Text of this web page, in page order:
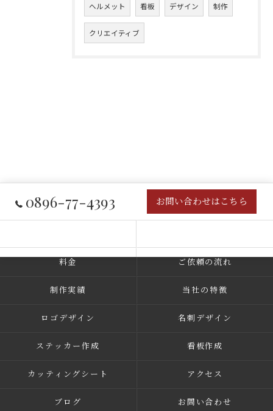
ヘルメット 看板 デザイン 制作
クリエイティブ
0896-77-4393 お問い合わせはこちら
料金 ご依頼の流れ
制作実績 当社の特徴
ロゴデザイン 名刺デザイン
ステッカー作成 看板作成
カッティングシート アクセス
ブログ お問い合わせ